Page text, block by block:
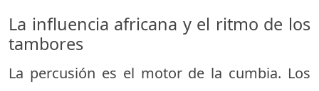
La influencia africana y el ritmo de los
tambores
La percusión es el motor de la cumbia. Los